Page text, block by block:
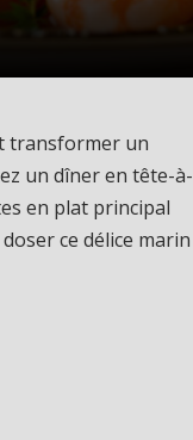
transformer un
un dîner en tête-à-
en plat principal
ce délice marin